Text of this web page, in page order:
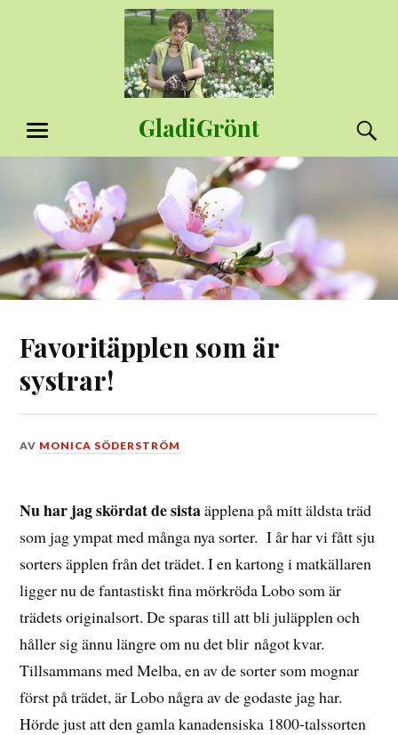
GladiGrönt
MENY
Favoritäpplen som är
systrar!
DEN
2014
AV MONICA SÖDERSTRÖM
Nu har jag skördat de sistaäpplena på mitt äldsta träd
som jag ympat med många nya sorter. I år har vi fått sju
sorters äpplen från det trädet. I en kartong i matkällaren
ligger nu de fantastiskt fina mörkröda Lobo som är
trädets originalsort. De sparas till att bli juläpplen och
håller sig ännu längre om nu det blir något kvar.
Tillsammans med Melba, en av de sorter som mognar
först på trädet, är Lobo några av de godaste jag har.
Hörde just att den gamla kanadensiska 1800-talssorten